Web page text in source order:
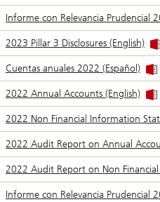
Informe con Relevancia Prudencial
2023 Pillar 3 Disclosures (English)
Cuentas anuales 2022 (Español)
2022 Annual Accounts (English)
2022 Non Financial Information
2022 Audit Report on Annual
2022 Audit Report on Non
Informe con Relevancia Prudencial